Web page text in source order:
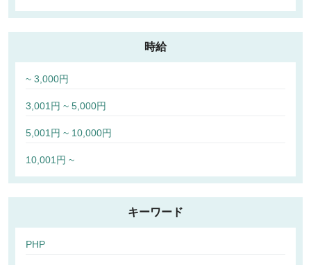
時給
~ 3,000円
3,001円 ~ 5,000円
5,001円 ~ 10,000円
10,001円 ~
キーワード
PHP